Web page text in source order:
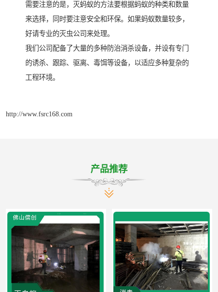
需要注意的是，灭蚂蚁的方法要根据蚂蚁的种类和数量
来选择，同时要注意安全和环保。如果蚂蚁数量较多，
好请专业的灭虫公司来处理。
我们公司配备了大量的多种防治消杀设备，并设有专门
的诱杀、跟踪、驱离、毒饵等设备，以适应多种复杂的
工程环境。
http://www.fsrc168.com
产品推荐